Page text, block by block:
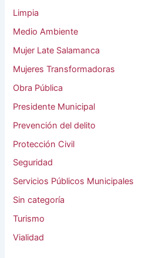
Limpia
Medio Ambiente
Mujer Late Salamanca
Mujeres Transformadoras
Obra Pública
Presidente Municipal
Prevención del delito
Protección Civil
Seguridad
Servicios Públicos Municipales
Sin categoría
Turismo
Vialidad